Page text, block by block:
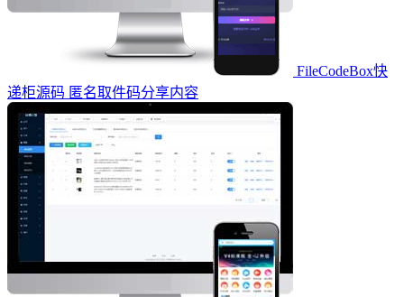
FileCodeBox快
递柜源码 匿名取件码分享内容